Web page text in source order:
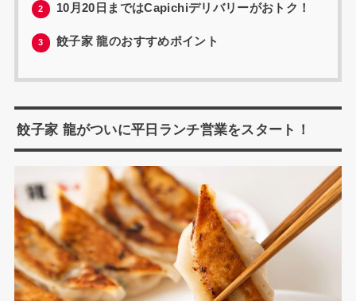
2 10月20日まではCapichiデリバリーがおトク！
3 餃子家 龍のおすすめポイント
餃子家 龍がついに平日ランチ営業をスタート！